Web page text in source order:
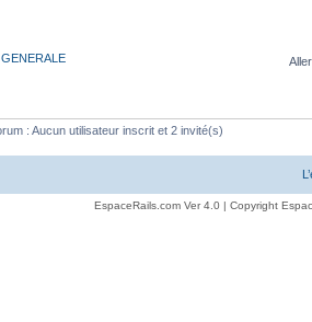
: Aucun utilisateur inscrit et 2 invité(s)
EspaceRails.com Ver 4.0 | Copyright